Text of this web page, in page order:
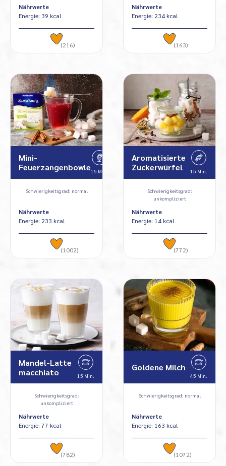
Nährwerte
Energie: 39 kcal
(216)
Nährwerte
Energie: 234 kcal
(163)
Mini-
Feuerzangenbowle15 Min.
Schwierigkeitsgrad: normal
Nährwerte
Energie: 233 kcal
(1002)
Aromatisierte
Zuckerwürfel
15 Min.
Schwierigkeitsgrad:
unkompliziert
Nährwerte
Energie: 14 kcal
(772)
Mandel-Latte
macchiato
15 Min.
Schwierigkeitsgrad:
unkompliziert
Nährwerte
Energie: 77 kcal
(782)
Goldene Milch
45 Min.
Schwierigkeitsgrad: normal
Nährwerte
Energie: 163 kcal
(1072)